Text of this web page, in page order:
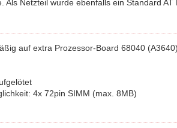
Als Netzteil wurde ebenfalls ein Standard AT
auf extra Prozessor-Board 68040 (A3640)
4x 72pin SIMM (max. 8MB)